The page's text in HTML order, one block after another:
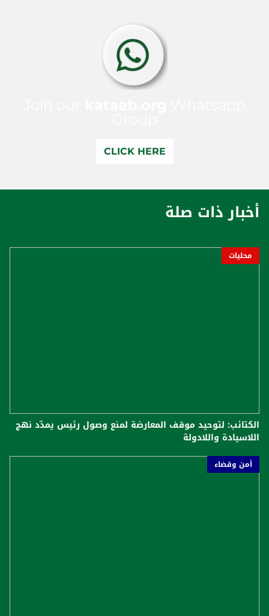
CLICK HERE
أخبار ذات صلة
محليات
الكتائب: لتوحيد موقف المعارضة لمنع وصول رئيس يمدّد نهج
اللاسيادة واللادولة
أمن وقضاء